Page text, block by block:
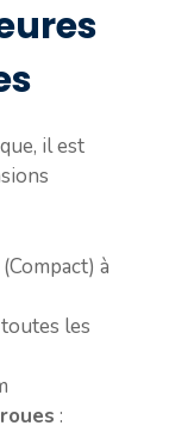
il est
à
les
: